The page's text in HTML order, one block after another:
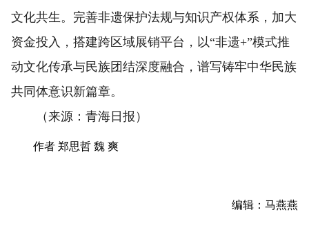
文化共生。完善非遗保护法规与知识产权体系，加大
资金投入，搭建跨区域展销平台，以“非遗+”模式推
动文化传承与民族团结深度融合，谱写铸牢中华民族
共同体意识新篇章。
（来源：青海日报）
作者 郑思哲 魏 爽
编辑：马燕燕